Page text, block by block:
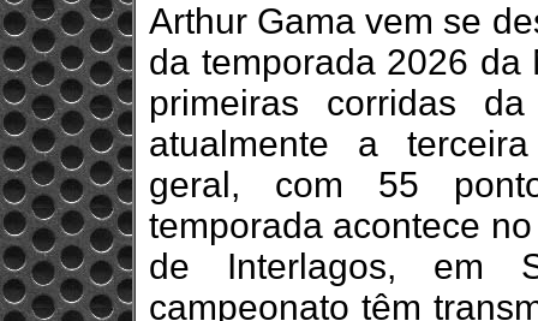
Arthur Gama vem se
da temporada 2026 da
primeiras corridas
atualmente a
geral, com 55
temporada acontece
de Interlagos, em
campeonato têm